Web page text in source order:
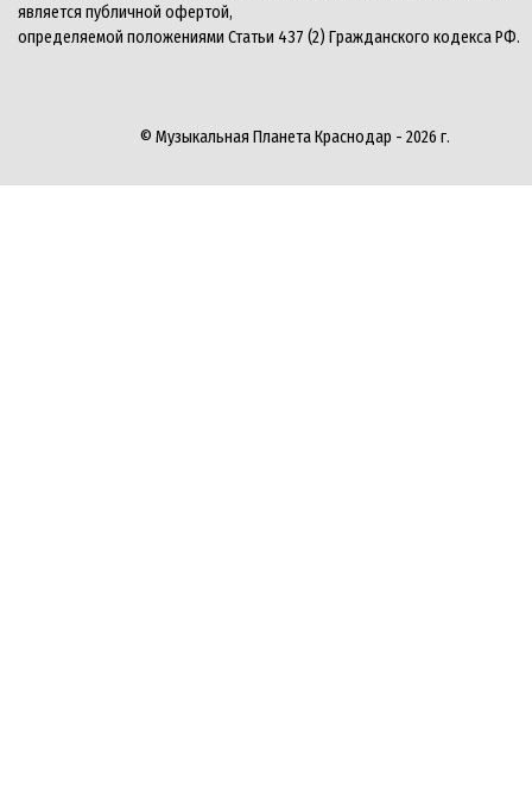
является публичной офертой,
определяемой положениями Статьи 437 (2) Гражданского кодекса РФ.
© Музыкальная Планета Краснодар - 2026 г.